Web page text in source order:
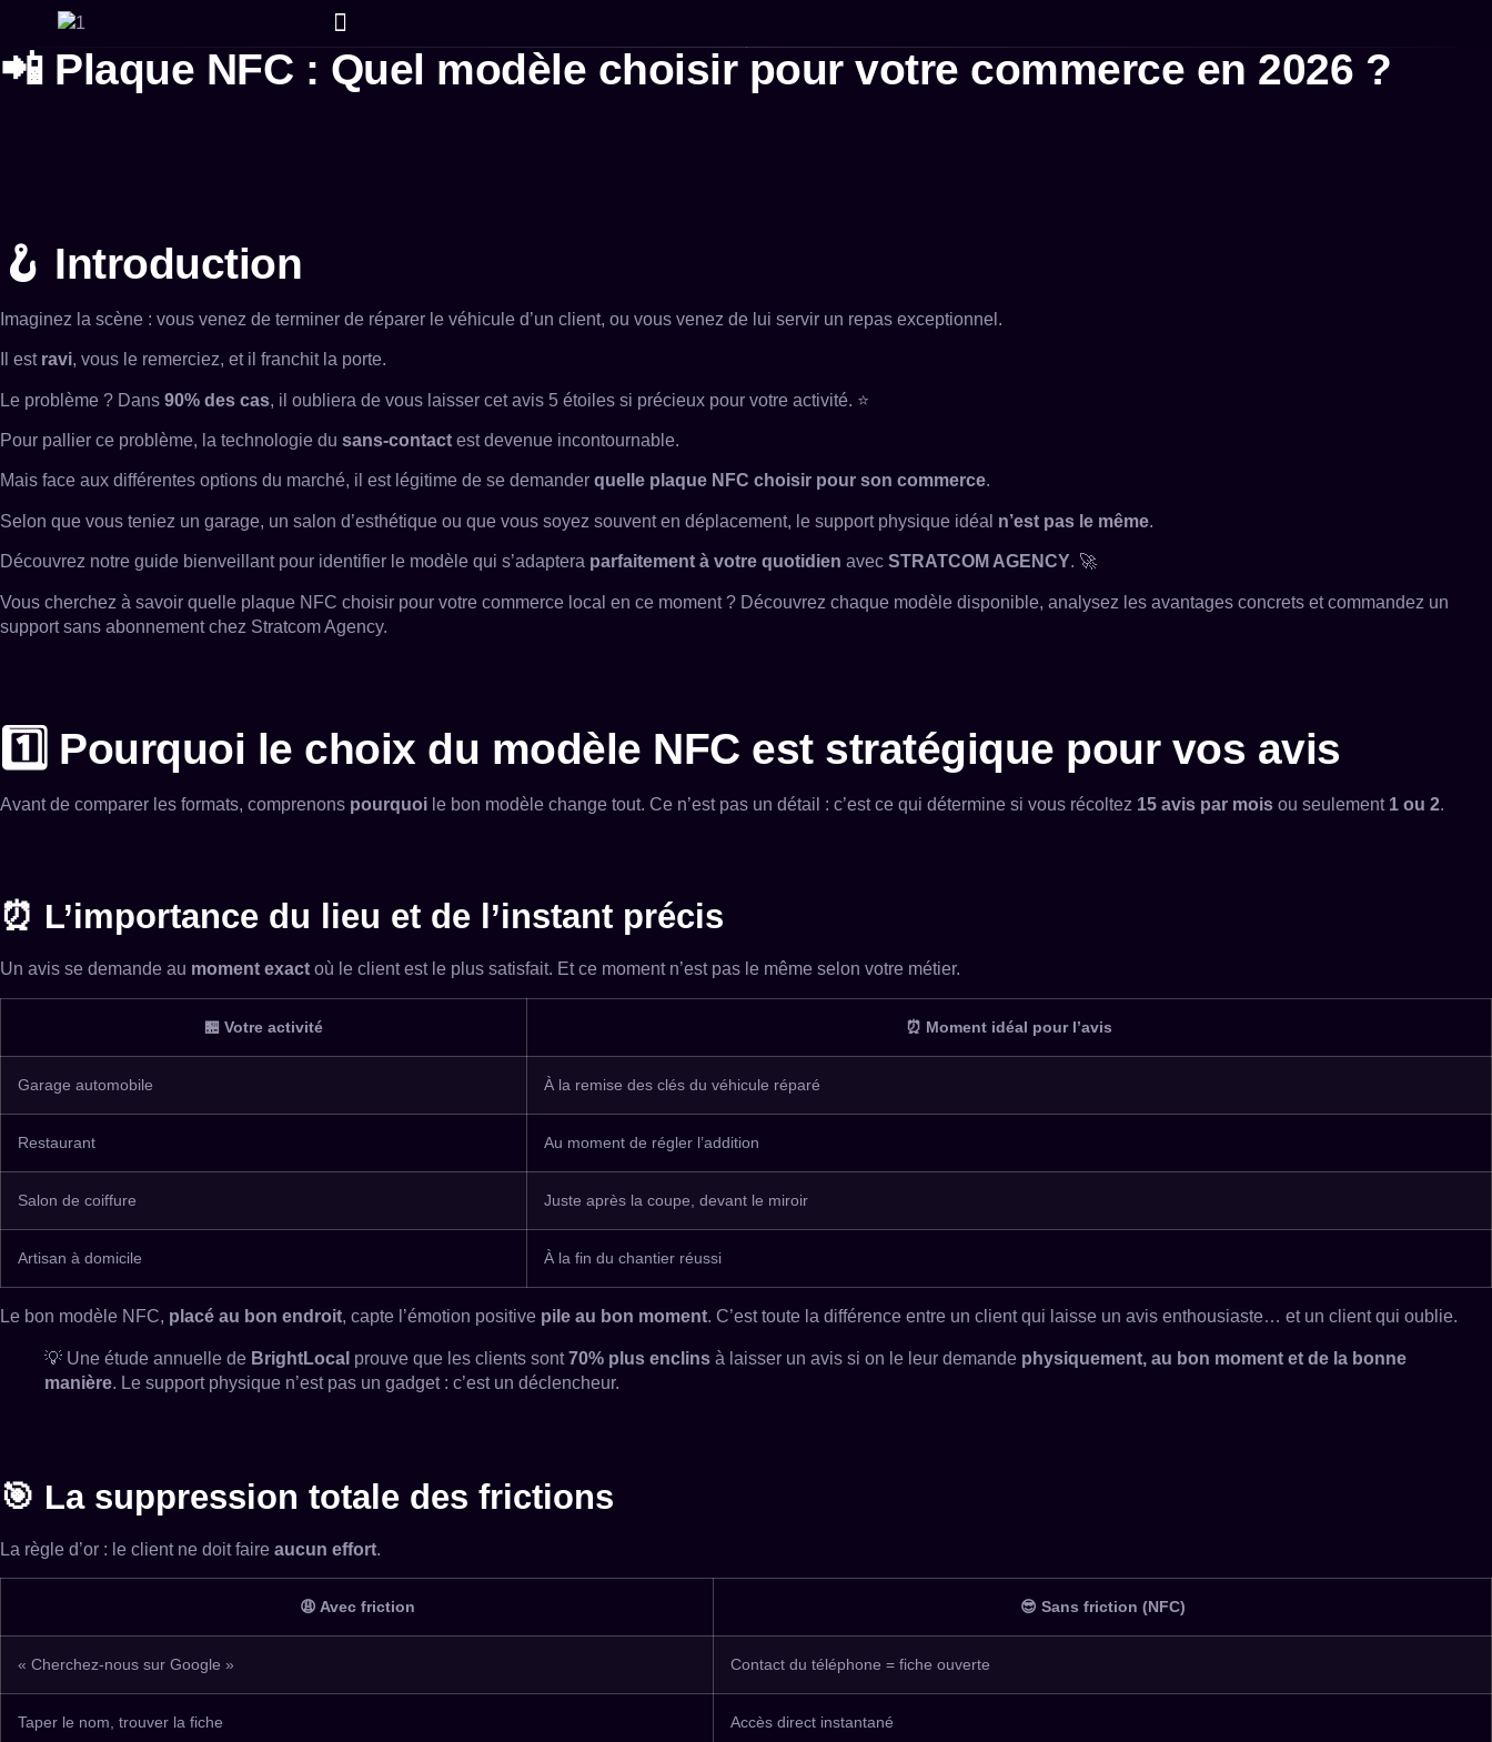
📲 Plaque NFC : Quel modèle choisir pour votre commerce en 2026 ?
🪝 Introduction
Imaginez la scène : vous venez de terminer de réparer le véhicule d’un client, ou vous venez de lui servir un repas exceptionnel.
Il est ravi, vous le remerciez, et il franchit la porte.
Le problème ? Dans 90% des cas, il oubliera de vous laisser cet avis 5 étoiles si précieux pour votre activité. ⭐
Pour pallier ce problème, la technologie du sans-contact est devenue incontournable.
Mais face aux différentes options du marché, il est légitime de se demander quelle plaque NFC choisir pour son commerce.
Selon que vous teniez un garage, un salon d’esthétique ou que vous soyez souvent en déplacement, le support physique idéal n’est pas le même.
Découvrez notre guide bienveillant pour identifier le modèle qui s’adaptera parfaitement à votre quotidien avec STRATCOM AGENCY. 🚀
Vous cherchez à savoir quelle plaque NFC choisir pour votre commerce local en ce moment ? Découvrez chaque modèle disponible, analysez les avantages concrets et commandez un
support sans abonnement chez Stratcom Agency.
1️⃣ Pourquoi le choix du modèle NFC est stratégique pour vos avis
Avant de comparer les formats, comprenons pourquoi le bon modèle change tout. Ce n’est pas un détail : c’est ce qui détermine si vous récoltez 15 avis par mois ou seulement 1 ou 2.
⏰ L’importance du lieu et de l’instant précis
Un avis se demande au moment exact où le client est le plus satisfait. Et ce moment n’est pas le même selon votre métier.
🏪 Votre activité ⏰ Moment idéal pour l’avis
Garage automobile À la remise des clés du véhicule réparé
Restaurant Au moment de régler l’addition
Salon de coiffure Juste après la coupe, devant le miroir
Artisan à domicile À la fin du chantier réussi
Le bon modèle NFC, placé au bon endroit, capte l’émotion positive pile au bon moment. C’est toute la différence entre un client qui laisse un avis enthousiaste… et un client qui oublie.
💡 Une étude annuelle de BrightLocal prouve que les clients sont70% plus enclins à laisser un avis si on le leur demande physiquement, au bon moment et de la bonne
manière. Le support physique n’est pas un gadget : c’est un déclencheur.
🎯 La suppression totale des frictions
La règle d’or : le client ne doit faire aucun effort.
😩 Avec friction 😎 Sans friction (NFC)
« Cherchez-nous sur Google » Contact du téléphone = fiche ouverte
Taper le nom, trouver la fiche Accès direct instantané